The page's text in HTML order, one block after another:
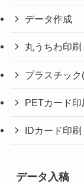
データ作成
丸うちわ印刷
プラスチッ
PETカード印
IDカード印刷
データ入稿